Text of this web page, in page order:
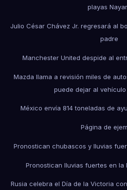
playas
Julio César Chávez Jr. regresará al
padre
Manchester United despide al
Mazda llama a revisión miles de
puede dejar al
México envía 814 toneladas de
Página de
Pronostican chubascos y lluvias
Pronostican lluvias fuertes en la
Rusia celebra el Día de la Victoria